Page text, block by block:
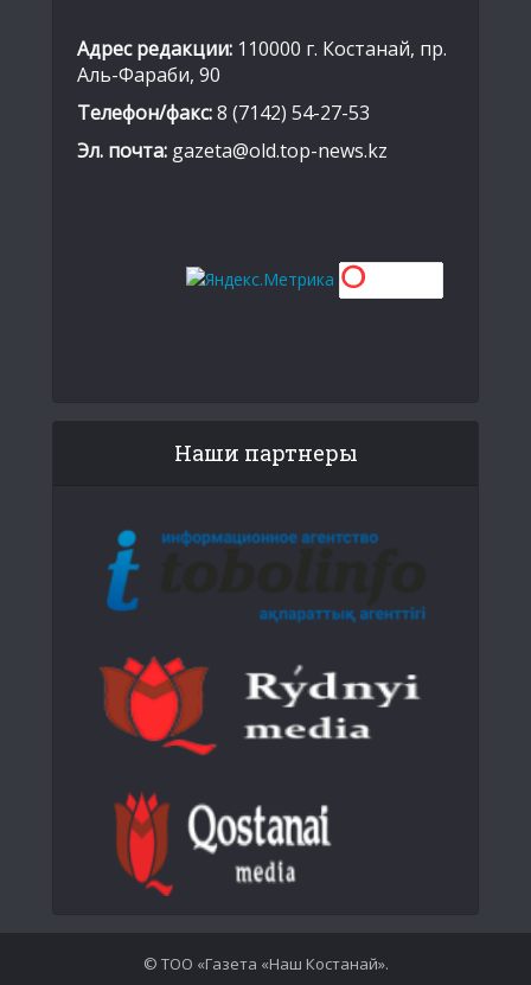
Адрес редакции: 110000 г. Костанай, пр.
Аль-Фараби, 90
Телефон/факс:8 (7142) 54-27-53
Эл. почта: gazeta@old.top-news.kz
Наши партнеры
© ТОО «Газета «Наш Костанай».